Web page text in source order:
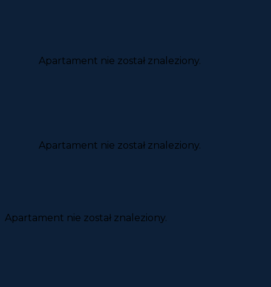
Apartament nie został znaleziony.
Apartament nie został znaleziony.
Apartament nie został znaleziony.